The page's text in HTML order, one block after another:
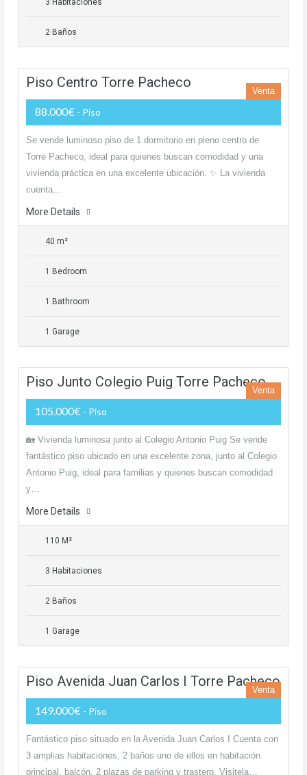
3 Habitaciones
2 Baños
Piso Centro Torre Pacheco
Venta
88.000€ - Piso
Se vende luminoso piso de 1 dormitorio en pleno centro de
Torre Pacheco, ideal para quienes buscan comodidad y una
vivienda práctica en una excelente ubicación. ✨ La vivienda
cuenta…
More Details
40 m²
1 Bedroom
1 Bathroom
1 Garage
Piso Junto Colegio Puig Torre Pacheco
Venta
105.000€ - Piso
🏡 Vivienda luminosa junto al Colegio Antonio Puig Se vende
fantástico piso ubicado en una excelente zona, junto al Colegio
Antonio Puig, ideal para familias y quienes buscan comodidad
y…
More Details
110 M²
3 Habitaciones
2 Baños
1 Garage
Piso Avenida Juan Carlos I Torre Pacheco
Venta
149.000€ - Piso
Fantástico piso situado en la Avenida Juan Carlos I Cuenta con
3 amplias habitaciones, 2 baños uno de ellos en habitación
principal, balcón, 2 plazas de parking y trastero. Visitela…